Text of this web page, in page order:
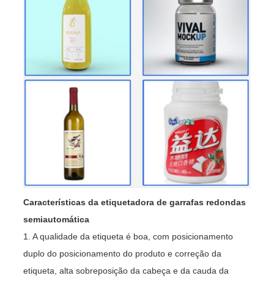
Características da etiquetadora de garrafas redondas
semiautomática
1. A qualidade da etiqueta é boa, com posicionamento
duplo do posicionamento do produto e correção da
etiqueta, alta sobreposição da cabeça e da cauda da